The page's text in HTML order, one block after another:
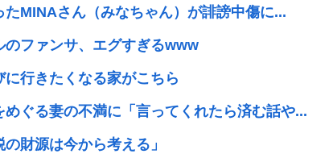
MINAさん（みなちゃん）が誹謗中傷に...
のファンサ、エグすぎるwww
に行きたくなる家がこちら
ぐる妻の不満に「言ってくれたら済む話や...
財源は今から考える」